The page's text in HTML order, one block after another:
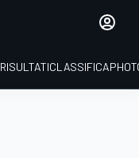
RISULTATICLASSIFICA